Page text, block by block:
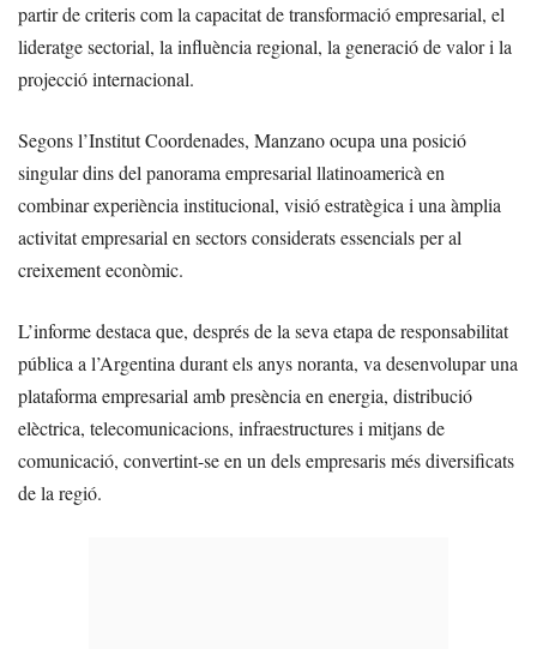
partir de criteris com la capacitat de transformació empresarial, el
lideratge sectorial, la influència regional, la generació de valor i la
projecció internacional.
Segons l’Institut Coordenades, Manzano ocupa una posició
singular dins del panorama empresarial llatinoamericà en
combinar experiència institucional, visió estratègica i una àmplia
activitat empresarial en sectors considerats essencials per al
creixement econòmic.
L’informe destaca que, després de la seva etapa de responsabilitat
pública a l’Argentina durant els anys noranta, va desenvolupar una
plataforma empresarial amb presència en energia, distribució
elèctrica, telecomunicacions, infraestructures i mitjans de
comunicació, convertint-se en un dels empresaris més diversificats
de la regió.